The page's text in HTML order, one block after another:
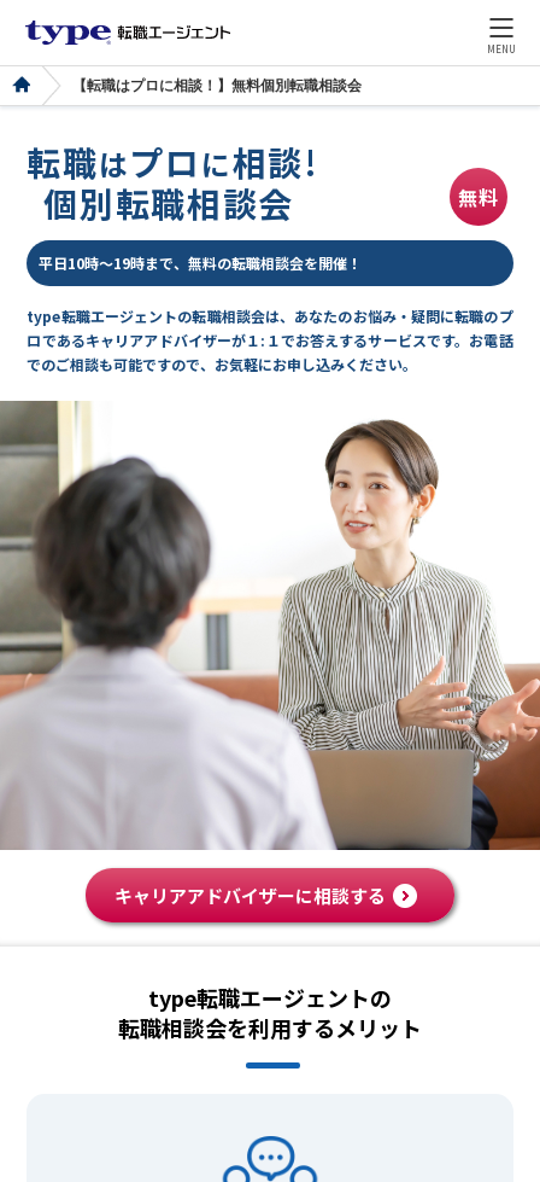
MENU
【転職はプロに相談！】無料個別転職相談会
無料
転職はプロ に相談!
個別転職相談会
平日10時～19時まで、無料の転職相談会を開催！
type転職エージェントの転職相談会は、あなたのお悩み・疑問に転職のプ
ロであるキャリアアドバイザーが１:１でお答えするサービスです。お電話
でのご相談も可能ですので、お気軽にお申し込みください。
キャリアアドバイザーに相談する
type転職エージェントの
転職相談会を利用するメリット